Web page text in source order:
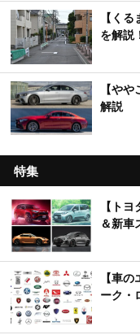
【く
を解説
【や
解説
特集
【ト
＆新車
【車
ーク・